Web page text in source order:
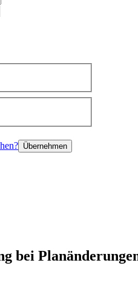
Übernehmen
bei